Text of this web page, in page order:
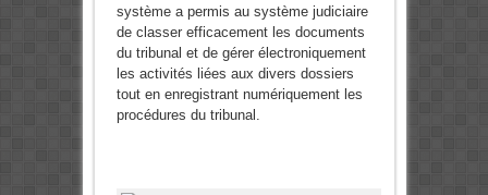
système a permis au système judiciaire
de classer efficacement les documents
du tribunal et de gérer électroniquement
les activités liées aux divers dossiers
tout en enregistrant numériquement les
procédures du tribunal.